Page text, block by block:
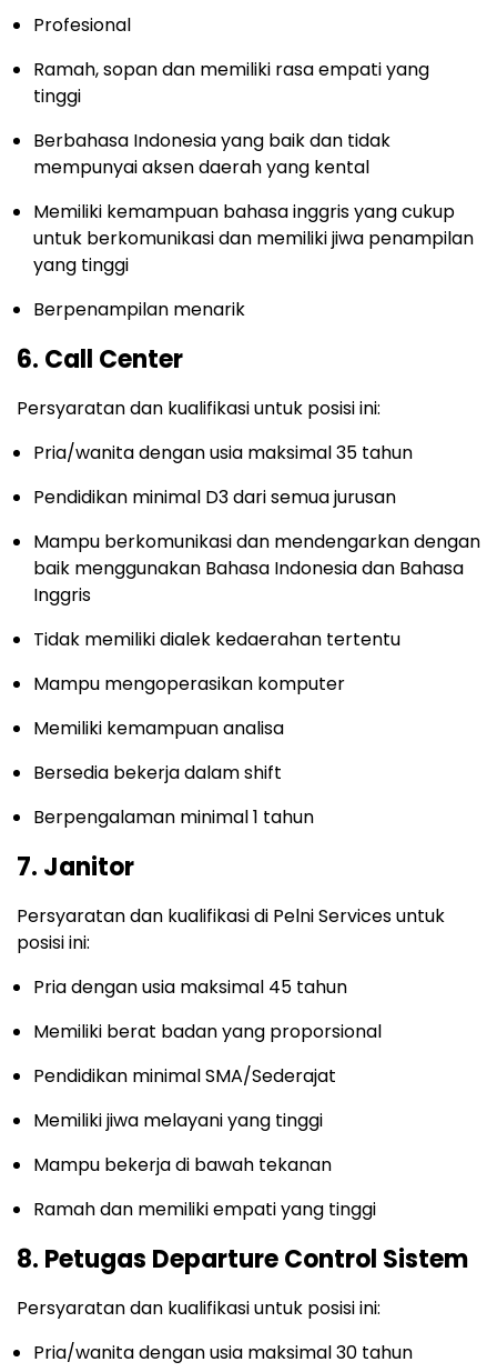
Profesional
Ramah, sopan dan memiliki rasa empati yang
tinggi
Berbahasa Indonesia yang baik dan tidak
mempunyai aksen daerah yang kental
Memiliki kemampuan bahasa inggris yang cukup
untuk berkomunikasi dan memiliki jiwa penampilan
yang tinggi
Berpenampilan menarik
6. Call Center
Persyaratan dan kualifikasi untuk posisi ini:
Pria/wanita dengan usia maksimal 35 tahun
Pendidikan minimal D3 dari semua jurusan
Mampu berkomunikasi dan mendengarkan dengan
baik menggunakan Bahasa Indonesia dan Bahasa
Inggris
Tidak memiliki dialek kedaerahan tertentu
Mampu mengoperasikan komputer
Memiliki kemampuan analisa
Bersedia bekerja dalam shift
Berpengalaman minimal 1 tahun
7. Janitor
Persyaratan dan kualifikasi di Pelni Services untuk
posisi ini:
Pria dengan usia maksimal 45 tahun
Memiliki berat badan yang proporsional
Pendidikan minimal SMA/Sederajat
Memiliki jiwa melayani yang tinggi
Mampu bekerja di bawah tekanan
Ramah dan memiliki empati yang tinggi
8. Petugas Departure Control Sistem
Persyaratan dan kualifikasi untuk posisi ini:
Pria/wanita dengan usia maksimal 30 tahun